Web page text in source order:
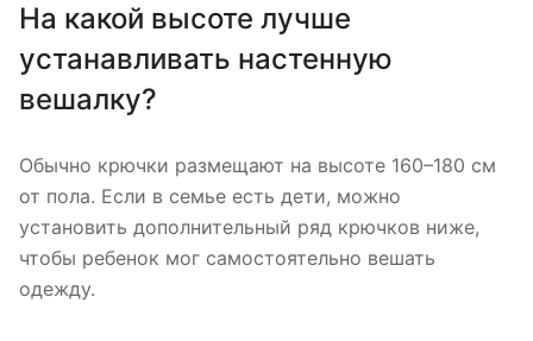
На какой высоте лучше
устанавливать настенную
вешалку?
Обычно крючки размещают на высоте 160–180 см
от пола. Если в семье есть дети, можно
установить дополнительный ряд крючков ниже,
чтобы ребенок мог самостоятельно вешать
одежду.